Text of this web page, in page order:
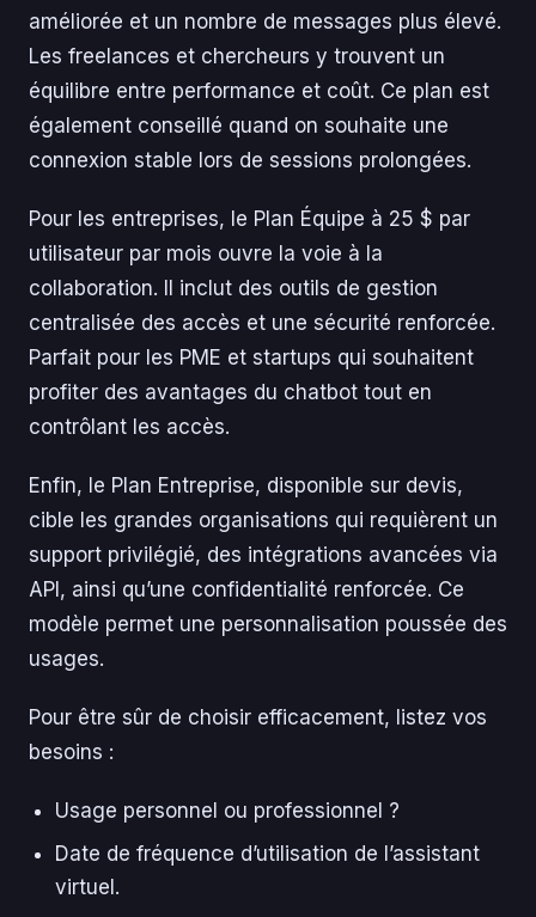
améliorée et un nombre de messages plus élevé.
Les freelances et chercheurs y trouvent un
équilibre entre performance et coût. Ce plan est
également conseillé quand on souhaite une
connexion stable lors de sessions prolongées.
Pour les entreprises, le Plan Équipe à 25 $ par
utilisateur par mois ouvre la voie à la
collaboration. Il inclut des outils de gestion
centralisée des accès et une sécurité renforcée.
Parfait pour les PME et startups qui souhaitent
profiter des avantages du chatbot tout en
contrôlant les accès.
Enfin, le Plan Entreprise, disponible sur devis,
cible les grandes organisations qui requièrent un
support privilégié, des intégrations avancées via
API, ainsi qu’une confidentialité renforcée. Ce
modèle permet une personnalisation poussée des
usages.
Pour être sûr de choisir efficacement, listez vos
besoins :
Usage personnel ou professionnel ?
Date de fréquence d’utilisation de l’assistant
virtuel.